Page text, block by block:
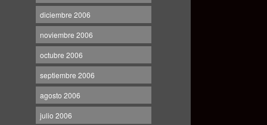
diciembre 2006
noviembre 2006
octubre 2006
septiembre 2006
agosto 2006
julio 2006